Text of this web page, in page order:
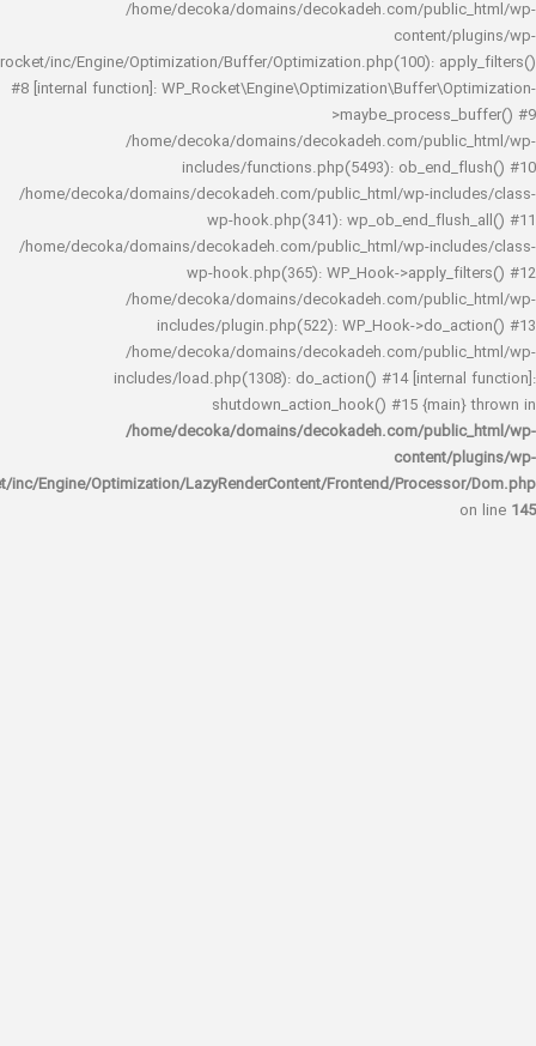
/home/decoka/domains/decokadeh.com/
rocket/inc/Engine/Optimization/Buffer/Optimization.php(100):
#8 [internal function]:
/home/decoka/domains/decokadeh.com/
includes/functions.php(5493):
/home/decoka/domains/decokadeh.com/public_html/wp-
wp-hook.php(341):
/home/decoka/domains/decokadeh.com/public_html/wp-
wp-hook.php(365): WP_Hook-
/home/decoka/domains/decokadeh.com/
includes/plugin.php(522): WP_Hook-
/home/decoka/domains/decokadeh.com/
includes/load.php(1308): do_action() #14
shutdown_action_hook() #15
/home/decoka/domains/decokadeh.com/
rocket/inc/Engine/Optimization/LazyRenderContent/Frontend/